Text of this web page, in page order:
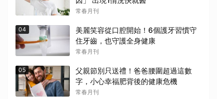
常春月刊
04
美麗笑容從口腔開始！6個護牙習慣守
住牙齒，也守護全身健康
常春月刊
05
父親節別只送禮！爸爸腰圍超過這數
字，小心幸福肥背後的健康危機
常春月刊